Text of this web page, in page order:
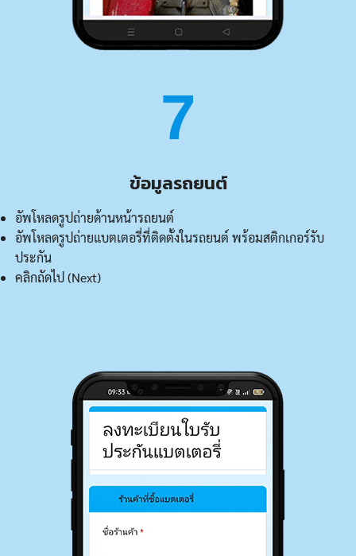
7
ข้อมูลรถยนต์
อัพโหลดรูปถ่ายด้านหน้ารถยนต์
อัพโหลดรูปถ่ายแบตเตอรี่ที่ติดตั้งในรถยนต์ พร้อมสติกเกอร์รับ
ประกัน
คลิกถัดไป (Next)